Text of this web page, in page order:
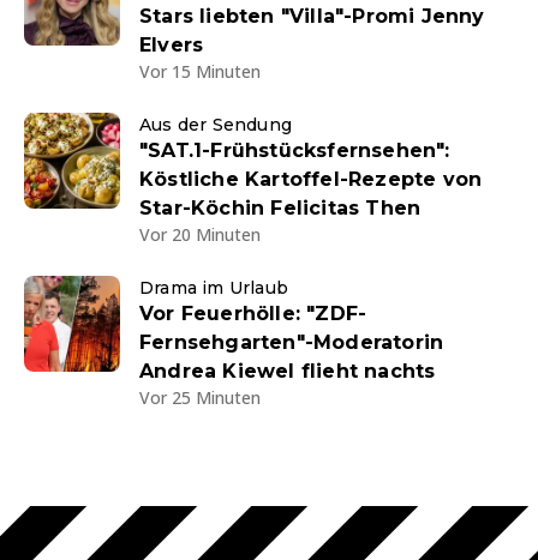
Stars liebten "Villa"-Promi Jenny
Elvers
Vor 15 Minuten
Aus der Sendung
"SAT.1-Frühstücksfernsehen":
Köstliche Kartoffel-Rezepte von
Star-Köchin Felicitas Then
Vor 20 Minuten
Drama im Urlaub
Vor Feuerhölle: "ZDF-
Fernsehgarten"-Moderatorin
Andrea Kiewel flieht nachts
Vor 25 Minuten